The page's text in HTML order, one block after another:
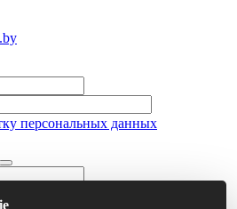
персональных данных